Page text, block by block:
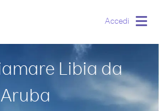
Accedi
Libia da
Aruba